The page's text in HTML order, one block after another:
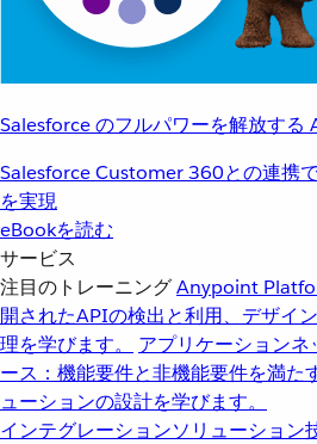
Salesforce のフルパワーを解放する
Salesforce Customer 360との連携
を実現
eBookを読む
サービス
注目のトレーニングAnypoint
開されたAPIの検出と利用、デザイ
理を学びます。
アプリケーションネ
ース：機能要件と非機能要件を満た
ューションの設計を学びます。
インテグレーションソリューション